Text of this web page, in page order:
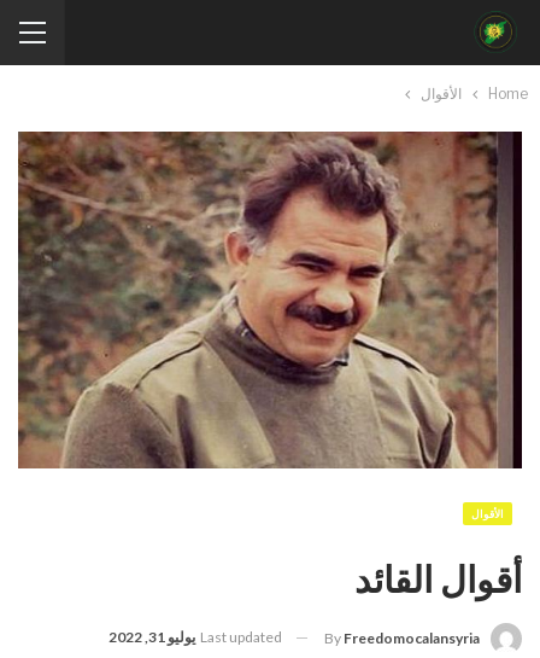
Home الأقوال
الأقوال
أقوال القائد
By Freedomocalansyria
Last updated يوليو 31, 2022